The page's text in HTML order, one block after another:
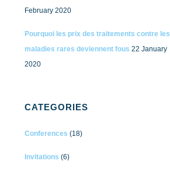
February 2020
Pourquoi les prix des traitements contre les
maladies rares deviennent fous 22 January
2020
CATEGORIES
Conferences (18)
Invitations (6)